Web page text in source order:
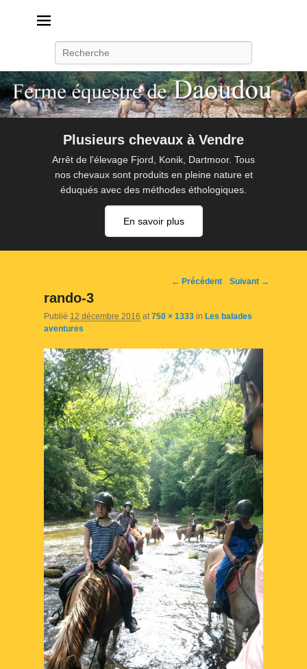
Plusieurs chevaux à Vendre
Arrêt de l'élevage Fjord, Konik, Dartmoor. Tous
nos chevaux sont produits en pleine nature et
éduqués avec des méthodes éthologiques.
En savoir plus
Navigation
← Précédent Suivant →
rando-3
Publié 12 décembre 2016 at 750 × 1333 in Les balades
aventures